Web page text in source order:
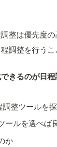
整は優先度の
調整を行う
きるのが日
整ツールを
ールを選べば
か